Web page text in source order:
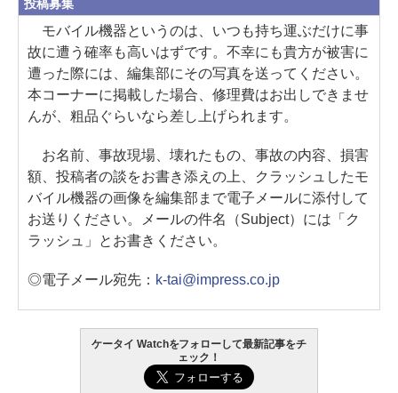
投稿募集
モバイル機器というのは、いつも持ち運ぶだけに事
故に遭う確率も高いはずです。不幸にも貴方が被害に
遭った際には、編集部にその写真を送ってください。
本コーナーに掲載した場合、修理費はお出しできませ
んが、粗品ぐらいなら差し上げられます。
お名前、事故現場、壊れたもの、事故の内容、損害
額、投稿者の談をお書き添えの上、クラッシュしたモ
バイル機器の画像を編集部まで電子メールに添付して
お送りください。メールの件名（Subject）には「ク
ラッシュ」とお書きください。
◎電子メール宛先： k-tai@impress.co.jp
ケータイ Watchをフォローして最新記事をチ
ェック！